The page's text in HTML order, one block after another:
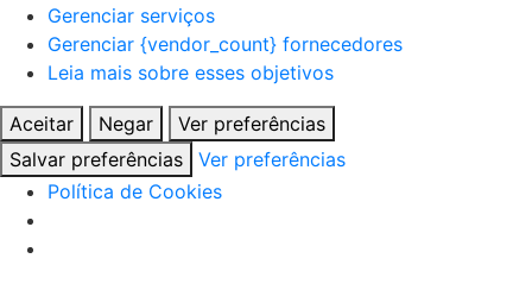
Gerenciar serviços
Gerenciar {vendor_count} fornecedores
Leia mais sobre esses objetivos
Aceitar Negar
Ver preferências
Salvar preferências
Ver preferências
Política de Cookies